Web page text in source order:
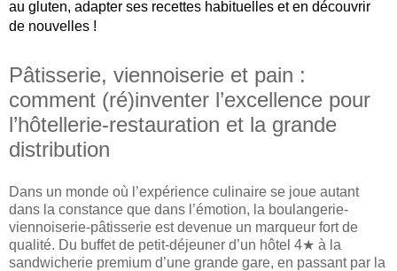
au gluten, adapter ses recettes habituelles et en découvrir
de nouvelles !
Pâtisserie, viennoiserie et pain :
comment (ré)inventer l’excellence pour
l’hôtellerie-restauration et la grande
distribution
Dans un monde où l’expérience culinaire se joue autant
dans la constance que dans l’émotion, la boulangerie-
viennoiserie-pâtisserie est devenue un marqueur fort de
qualité. Du buffet de petit-déjeuner d’un hôtel 4★ à la
sandwicherie premium d’une grande gare, en passant par la